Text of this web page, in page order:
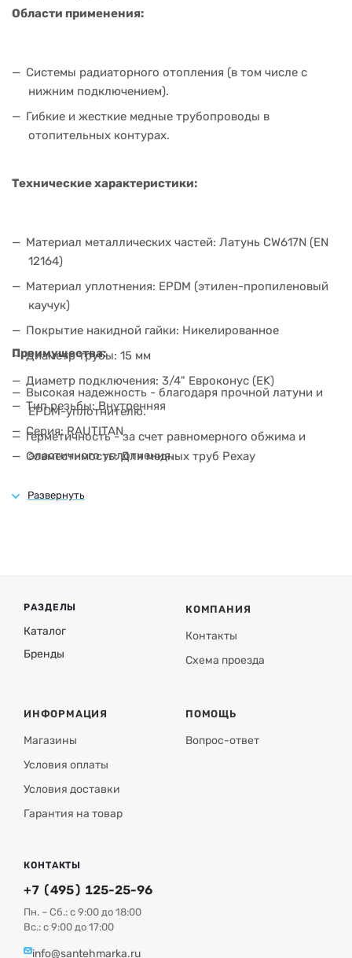
Области применения:
Системы радиаторного отопления (в том числе с
нижним подключением).
Гибкие и жесткие медные трубопроводы в
отопительных контурах.
Технические характеристики:
Материал металлических частей: Латунь CW617N (EN
12164)
Материал уплотнения: EPDM (этилен-пропиленовый
каучук)
Покрытие накидной гайки: Никелированное
Диаметр трубы: 15 мм
Диаметр подключения: 3/4" Евроконус (EK)
Тип резьбы: Внутренняя
Серия: RAUTITAN
Совместимость: Для медных труб Рехау
Преимущества:
Высокая надежность - благодаря прочной латуни и
EPDM-уплотнителю.
Герметичность - за счет равномерного обжима и
эластичного уплотнения.
поверхность гаек защищает от окисления.
инструмента (сварки или пайки).
Универсальность - совместим с медными трубами
Рехау RAUTITAN диаметром 15 мм.
РАЗДЕЛЫ
Каталог
Бренды
КОМПАНИЯ
Контакты
Схема проезда
ИНФОРМАЦИЯ
Магазины
Условия оплаты
Условия доставки
Гарантия на товар
ПОМОЩЬ
Вопрос-ответ
КОНТАКТЫ
+7 (495) 125-25-96
Пн. – Сб.: с 9:00 до 18:00
Вс.: с 9:00 до 17:00
info@santehmarka.ru